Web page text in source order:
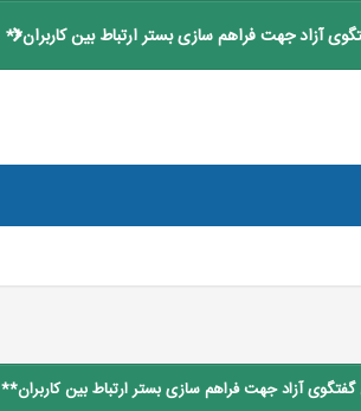
آزاد جهت فراهم سازی بستر ارتباط بین کاربران**
آزاد جهت فراهم سازی بستر ارتباط بین کاربران**